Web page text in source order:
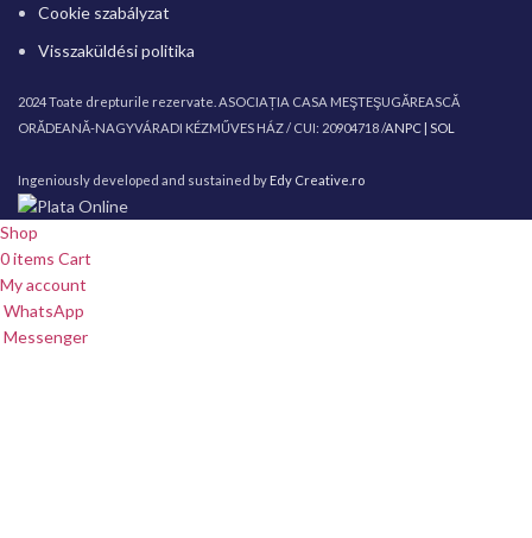
Cookie szabályzat
Visszaküldési politika
2024 Toate drepturile rezervate. ASOCIAȚIA CASA MEŞTEŞUGĂREASCĂ
ORĂDEANĂ-NAGYVÁRADI KÉZMŰVES HÁZ / CUI: 20904718 /ANPC | SOL
Ingeniously developed and sustained by Edy Creative.ro
Shop
0items Cart
My account
WhatsApp
Messenger